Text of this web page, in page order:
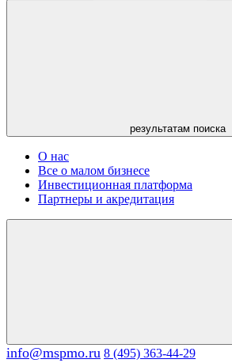
результатам поиска
О нас
Все о малом бизнесе
Инвестиционная платформа
Партнеры и акредитация
info@mspmo.ru 8 (495) 363-44-29